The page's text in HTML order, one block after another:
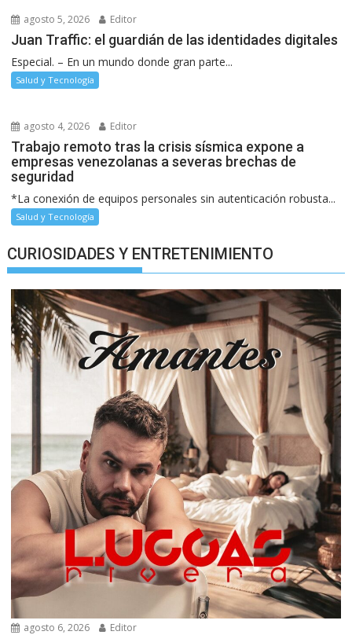
agosto 5, 2026 Editor
Juan Traffic: el guardián de las identidades digitales
Especial. – En un mundo donde gran parte...
Salud y Tecnología
agosto 4, 2026 Editor
Trabajo remoto tras la crisis sísmica expone a
empresas venezolanas a severas brechas de
seguridad
*La conexión de equipos personales sin autenticación robusta...
Salud y Tecnología
CURIOSIDADES Y ENTRETENIMIENTO
agosto 6, 2026 Editor